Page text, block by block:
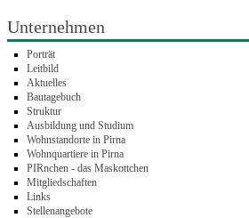
Unternehmen
Porträt
Leitbild
Aktuelles
Bautagebuch
Struktur
Ausbildung und Studium
Wohnstandorte in Pirna
Wohnquartiere in Pirna
PIRnchen - das Maskottchen
Mitgliedschaften
Links
Stellenangebote